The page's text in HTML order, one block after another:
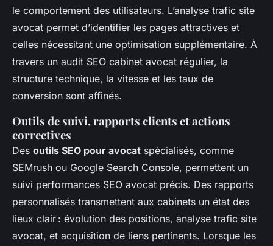
le comportement des utilisateurs. L’analyse trafic site
avocat permet d’identifier les pages attractives et
celles nécessitant une optimisation supplémentaire. À
travers un audit SEO cabinet avocat régulier, la
structure technique, la vitesse et les taux de
conversion sont affinés.
Outils de suivi, rapports clients et actions
correctives
Des outils SEO pour avocat spécialisés, comme
SEMrush ou Google Search Console, permettent un
suivi performances SEO avocat précis. Des rapports
personnalisés transmettent aux cabinets un état des
lieux clair : évolution des positions, analyse trafic site
avocat, et acquisition de liens pertinents. Lorsque les